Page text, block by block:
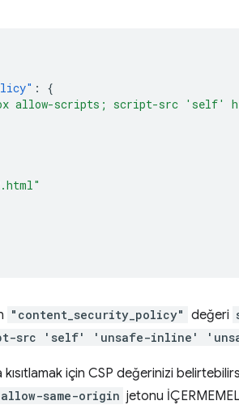
:
{
allow-scripts; script-src 'self'
"content_security_policy" değeri
src 'self' 'unsafe-inline'
kısıtlamak için CSP değerinizi
allow-same-origin jetonu